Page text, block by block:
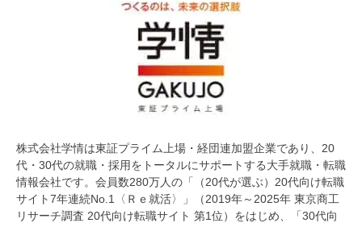
株式会社学情は東証プライム上場・経団連加盟企業であり、20
代・30代の就職・採用をトータルにサポートする大手就職・転職
情報会社です。会員数280万人の「（20代が選ぶ）20代向け転職
サイト7年連続No.1〈Ｒｅ就活〉」（2019年～2025年 東京商工
リサーチ調査 20代向け転職サイト 第1位）をはじめ、「30代向